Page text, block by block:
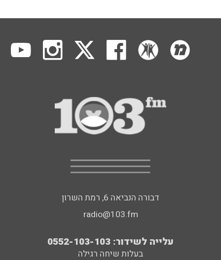
דבורה הנביאה 6, רמת השרון
radio@103.fm
עלייה לשידור: 0552-103-103
בעלות שיחה רגילה